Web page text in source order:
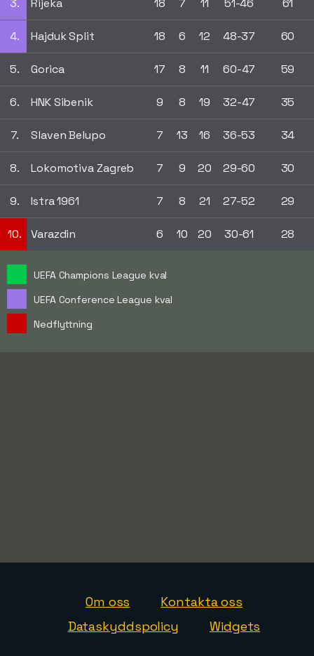
3. Rijeka 18 7 11 51-46 61
4. Hajduk Split 18 6 12 48-37 60
5. Gorica 17 8 11 60-47 59
6. HNK Sibenik 9 8 19 32-47 35
7. Slaven Belupo 7 13 16 36-53 34
8. Lokomotiva Zagreb 7 9 20 29-60 30
9. Istra 1961 7 8 21 27-52 29
10. Varazdin 6 10 20 30-61 28
UEFA Champions League kval
UEFA Conference League kval
Nedflyttning
Om oss
Kontakta oss
Dataskyddspolicy
Widgets